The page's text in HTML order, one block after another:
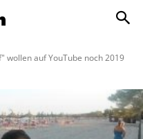
wollen auf YouTube noch 2019